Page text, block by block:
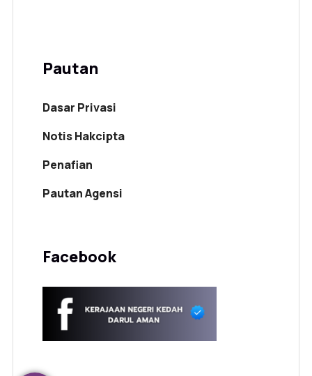
Pautan
Dasar Privasi
Notis Hakcipta
Penafian
Pautan Agensi
Facebook